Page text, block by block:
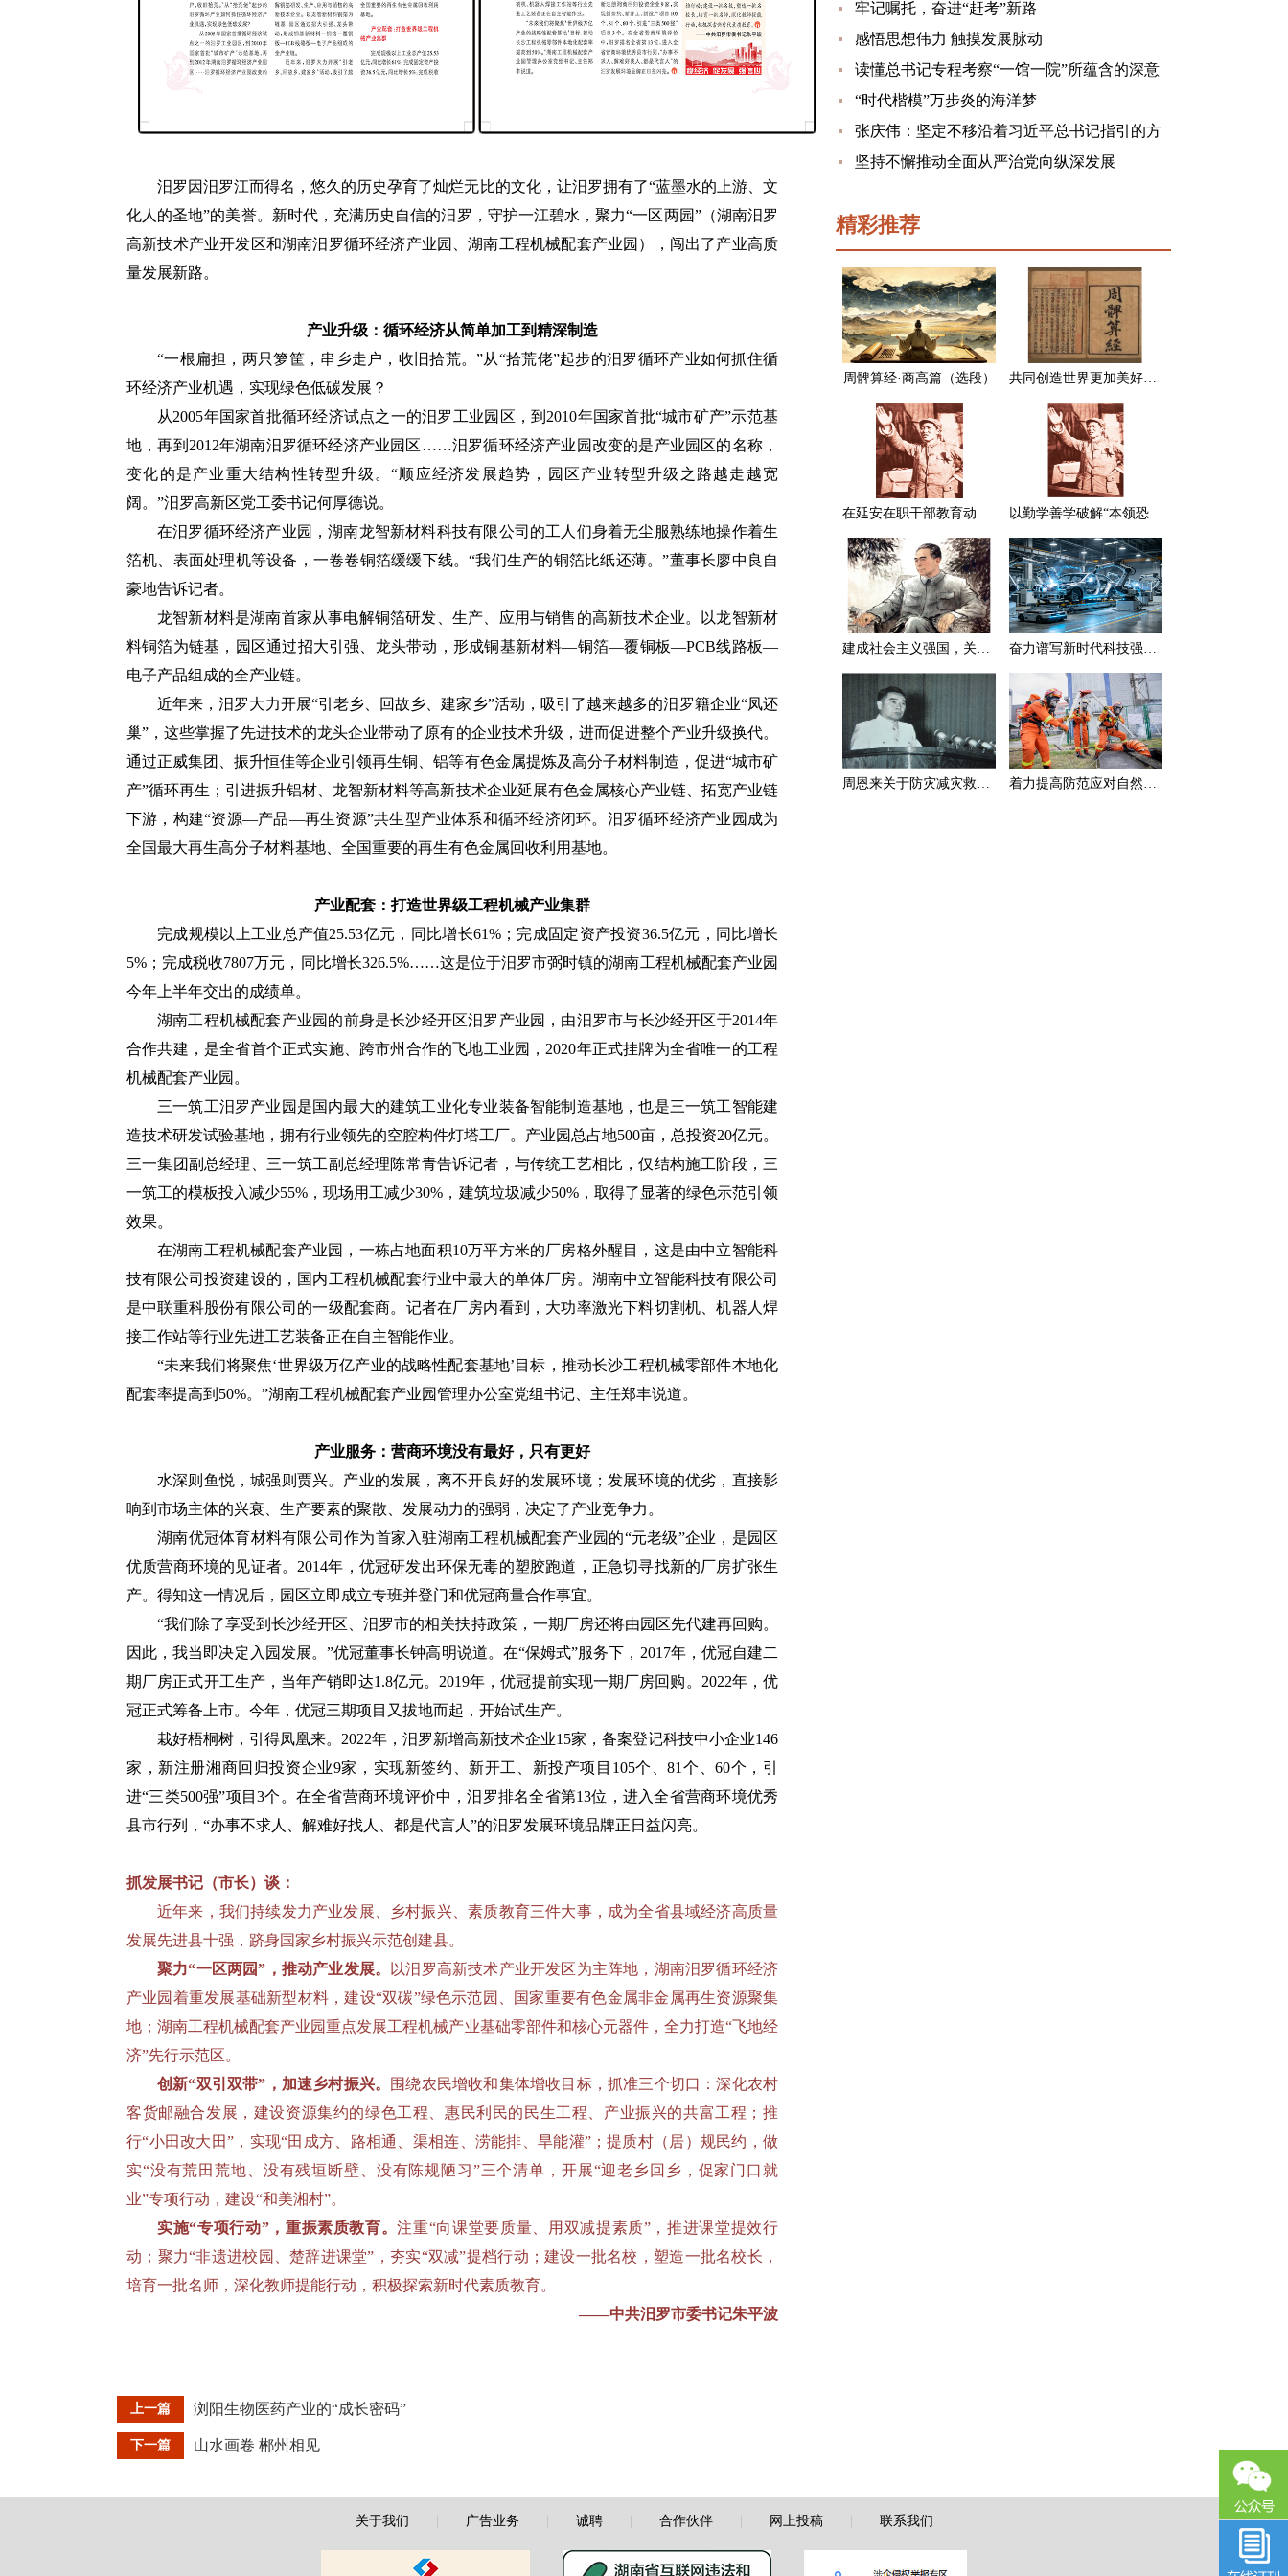
汨罗因汨罗江而得名，悠久的历史孕育了灿烂无比的文化，让汨罗拥有了“蓝墨水的上游、文
化人的圣地”的美誉。新时代，充满历史自信的汨罗，守护一江碧水，聚力“一区两园”（湖南汨罗
高新技术产业开发区和湖南汨罗循环经济产业园、湖南工程机械配套产业园），闯出了产业高质
量发展新路。
产业升级：循环经济从简单加工到精深制造
“一根扁担，两只箩筐，串乡走户，收旧拾荒。”从“拾荒佬”起步的汨罗循环产业如何抓住循
环经济产业机遇，实现绿色低碳发展？
从2005年国家首批循环经济试点之一的汨罗工业园区，到2010年国家首批“城市矿产”示范基
地，再到2012年湖南汨罗循环经济产业园区……汨罗循环经济产业园改变的是产业园区的名称，
变化的是产业重大结构性转型升级。“顺应经济发展趋势，园区产业转型升级之路越走越宽
阔。”汨罗高新区党工委书记何厚德说。
在汨罗循环经济产业园，湖南龙智新材料科技有限公司的工人们身着无尘服熟练地操作着生
箔机、表面处理机等设备，一卷卷铜箔缓缓下线。“我们生产的铜箔比纸还薄。”董事长廖中良自
豪地告诉记者。
龙智新材料是湖南首家从事电解铜箔研发、生产、应用与销售的高新技术企业。以龙智新材
料铜箔为链基，园区通过招大引强、龙头带动，形成铜基新材料—铜箔—覆铜板—PCB线路板—
电子产品组成的全产业链。
近年来，汨罗大力开展“引老乡、回故乡、建家乡”活动，吸引了越来越多的汨罗籍企业“凤还
巢”，这些掌握了先进技术的龙头企业带动了原有的企业技术升级，进而促进整个产业升级换代。
通过正威集团、振升恒佳等企业引领再生铜、铝等有色金属提炼及高分子材料制造，促进“城市矿
产”循环再生；引进振升铝材、龙智新材料等高新技术企业延展有色金属核心产业链、拓宽产业链
下游，构建“资源—产品—再生资源”共生型产业体系和循环经济闭环。汨罗循环经济产业园成为
全国最大再生高分子材料基地、全国重要的再生有色金属回收利用基地。
产业配套：打造世界级工程机械产业集群
完成规模以上工业总产值25.53亿元，同比增长61%；完成固定资产投资36.5亿元，同比增长
5%；完成税收7807万元，同比增长326.5%……这是位于汨罗市弼时镇的湖南工程机械配套产业园
今年上半年交出的成绩单。
湖南工程机械配套产业园的前身是长沙经开区汨罗产业园，由汨罗市与长沙经开区于2014年
合作共建，是全省首个正式实施、跨市州合作的飞地工业园，2020年正式挂牌为全省唯一的工程
机械配套产业园。
三一筑工汨罗产业园是国内最大的建筑工业化专业装备智能制造基地，也是三一筑工智能建
造技术研发试验基地，拥有行业领先的空腔构件灯塔工厂。产业园总占地500亩，总投资20亿元。
三一集团副总经理、三一筑工副总经理陈常青告诉记者，与传统工艺相比，仅结构施工阶段，三
一筑工的模板投入减少55%，现场用工减少30%，建筑垃圾减少50%，取得了显著的绿色示范引领
效果。
在湖南工程机械配套产业园，一栋占地面积10万平方米的厂房格外醒目，这是由中立智能科
技有限公司投资建设的，国内工程机械配套行业中最大的单体厂房。湖南中立智能科技有限公司
是中联重科股份有限公司的一级配套商。记者在厂房内看到，大功率激光下料切割机、机器人焊
接工作站等行业先进工艺装备正在自主智能作业。
“未来我们将聚焦‘世界级万亿产业的战略性配套基地’目标，推动长沙工程机械零部件本地化
配套率提高到50%。”湖南工程机械配套产业园管理办公室党组书记、主任郑丰说道。
产业服务：营商环境没有最好，只有更好
水深则鱼悦，城强则贾兴。产业的发展，离不开良好的发展环境；发展环境的优劣，直接影
响到市场主体的兴衰、生产要素的聚散、发展动力的强弱，决定了产业竞争力。
湖南优冠体育材料有限公司作为首家入驻湖南工程机械配套产业园的“元老级”企业，是园区
优质营商环境的见证者。2014年，优冠研发出环保无毒的塑胶跑道，正急切寻找新的厂房扩张生
产。得知这一情况后，园区立即成立专班并登门和优冠商量合作事宜。
“我们除了享受到长沙经开区、汨罗市的相关扶持政策，一期厂房还将由园区先代建再回购。
因此，我当即决定入园发展。”优冠董事长钟高明说道。在“保姆式”服务下，2017年，优冠自建二
期厂房正式开工生产，当年产销即达1.8亿元。2019年，优冠提前实现一期厂房回购。2022年，优
冠正式筹备上市。今年，优冠三期项目又拔地而起，开始试生产。
栽好梧桐树，引得凤凰来。2022年，汨罗新增高新技术企业15家，备案登记科技中小企业146
家，新注册湘商回归投资企业9家，实现新签约、新开工、新投产项目105个、81个、60个，引
进“三类500强”项目3个。在全省营商环境评价中，汨罗排名全省第13位，进入全省营商环境优秀
县市行列，“办事不求人、解难好找人、都是代言人”的汨罗发展环境品牌正日益闪亮。
抓发展书记（市长）谈：
近年来，我们持续发力产业发展、乡村振兴、素质教育三件大事，成为全省县域经济高质量
发展先进县十强，跻身国家乡村振兴示范创建县。
聚力“一区两园”，推动产业发展。
以汨罗高新技术产业开发区为主阵地，湖南汨罗循环经济
产业园着重发展基础新型材料，建设“双碳”绿色示范园、国家重要有色金属非金属再生资源聚集
地；湖南工程机械配套产业园重点发展工程机械产业基础零部件和核心元器件，全力打造“飞地经
济”先行示范区。
创新“双引双带”，加速乡村振兴。
围绕农民增收和集体增收目标，抓准三个切口：深化农村
客货邮融合发展，建设资源集约的绿色工程、惠民利民的民生工程、产业振兴的共富工程；推
行“小田改大田”，实现“田成方、路相通、渠相连、涝能排、旱能灌”；提质村（居）规民约，做
实“没有荒田荒地、没有残垣断壁、没有陈规陋习”三个清单，开展“迎老乡回乡，促家门口就
业”专项行动，建设“和美湘村”。
实施“专项行动”，重振素质教育。注重“向课堂要质量、用双减提素质”，推进课堂提效行
动；聚力“非遗进校园、楚辞进课堂”，夯实“双减”提档行动；建设一批名校，塑造一批名校长，
培育一批名师，深化教师提能行动，积极探索新时代素质教育。
——中共汨罗市委书记朱平波
上一篇 浏阳生物医药产业的“成长密码”
下一篇 山水画卷 郴州相见
牢记嘱托，奋进“赶考”新路
感悟思想伟力 触摸发展脉动
读懂总书记专程考察“一馆一院”所蕴含的深意
“时代楷模”万步炎的海洋梦
张庆伟：坚定不移沿着习近平总书记指引的方
向前进 凝心聚力奋进新征程建功新时代谱写新
坚持不懈推动全面从严治党向纵深发展
精彩推荐
周髀算经·商高篇（选段） 共同创造世界更加美好的未来
在延安在职干部教育动员大会上的讲话（节选） 以勤学善学破解“本领恐慌”
建成社会主义强国，关键在于实现科学技术现代化 奋力谱写新时代科技强国新篇章
周恩来关于防灾减灾救灾的一组论述 着力提高防范应对自然灾害能力
关于我们 广告业务 诚聘| 合作伙伴| 网上投稿| 联系我们